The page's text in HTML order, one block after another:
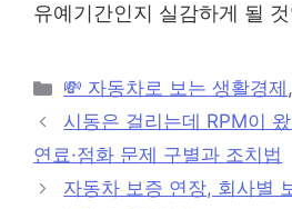
유예기간인지 실감하게 될
카
테
리
💸 자동차로 보는 생활경제 ,
시동은 걸리는데 RPM이
연료·점화 문제 구별과 조치법
자동차 보증 연장, 회사별